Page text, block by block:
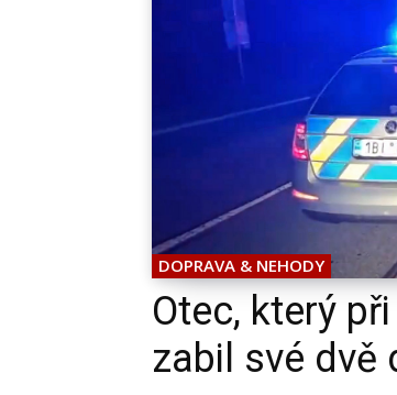
DOPRAVA & NEHODY
Otec, který
zabil své dvě